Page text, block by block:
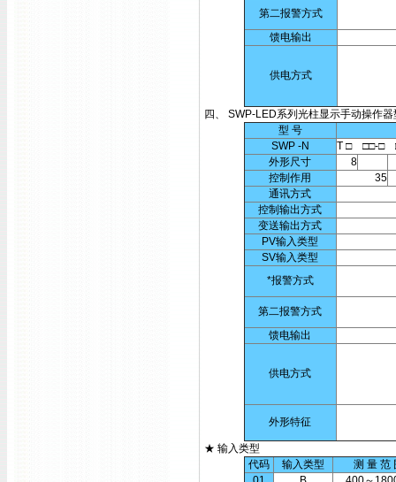
第二报警方式
馈电输出
供电方式
四、 SWP-LED系列光柱显示手动操作器
型 号
SWP -N
T □ □□-□
外形尺寸
8
控制作用
35
通讯方式
控制输出方式
变送输出方式
PV输入类型
SV输入类型
*报警方式
第二报警方式
馈电输出
供电方式
外形特征
★ 输入类型
代码
输入类型
测 量 范